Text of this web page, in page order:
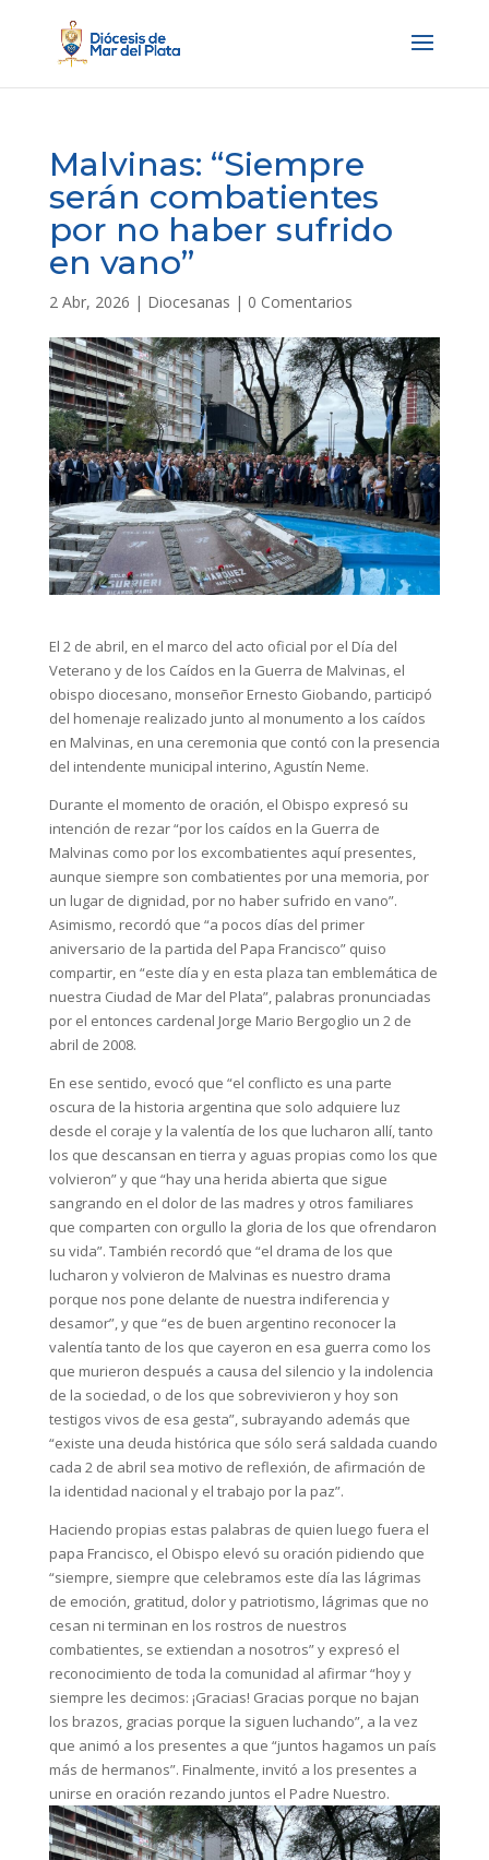
Malvinas: “Siempre
serán combatientes
por no haber sufrido
en vano”
2 Abr, 2026 | Diocesanas | 0 Comentarios
El 2 de abril, en el marco del acto oficial por el Día del
Veterano y de los Caídos en la Guerra de Malvinas, el
obispo diocesano, monseñor Ernesto Giobando, participó
del homenaje realizado junto al monumento a los caídos
en Malvinas, en una ceremonia que contó con la presencia
del intendente municipal interino, Agustín Neme.
Durante el momento de oración, el Obispo expresó su
intención de rezar “por los caídos en la Guerra de
Malvinas como por los excombatientes aquí presentes,
aunque siempre son combatientes por una memoria, por
un lugar de dignidad, por no haber sufrido en vano”.
Asimismo, recordó que “a pocos días del primer
aniversario de la partida del Papa Francisco” quiso
compartir, en “este día y en esta plaza tan emblemática de
nuestra Ciudad de Mar del Plata”, palabras pronunciadas
por el entonces cardenal Jorge Mario Bergoglio un 2 de
abril de 2008.
En ese sentido, evocó que “el conflicto es una parte
oscura de la historia argentina que solo adquiere luz
desde el coraje y la valentía de los que lucharon allí, tanto
los que descansan en tierra y aguas propias como los que
volvieron” y que “hay una herida abierta que sigue
sangrando en el dolor de las madres y otros familiares
que comparten con orgullo la gloria de los que ofrendaron
su vida”. También recordó que “el drama de los que
lucharon y volvieron de Malvinas es nuestro drama
porque nos pone delante de nuestra indiferencia y
desamor”, y que “es de buen argentino reconocer la
valentía tanto de los que cayeron en esa guerra como los
que murieron después a causa del silencio y la indolencia
de la sociedad, o de los que sobrevivieron y hoy son
testigos vivos de esa gesta”, subrayando además que
“existe una deuda histórica que sólo será saldada cuando
cada 2 de abril sea motivo de reflexión, de afirmación de
la identidad nacional y el trabajo por la paz”.
Haciendo propias estas palabras de quien luego fuera el
papa Francisco, el Obispo elevó su oración pidiendo que
“siempre, siempre que celebramos este día las lágrimas
de emoción, gratitud, dolor y patriotismo, lágrimas que no
cesan ni terminan en los rostros de nuestros
combatientes, se extiendan a nosotros” y expresó el
reconocimiento de toda la comunidad al afirmar “hoy y
siempre les decimos: ¡Gracias! Gracias porque no bajan
los brazos, gracias porque la siguen luchando”, a la vez
que animó a los presentes a que “juntos hagamos un país
más de hermanos”. Finalmente, invitó a los presentes a
unirse en oración rezando juntos el Padre Nuestro.